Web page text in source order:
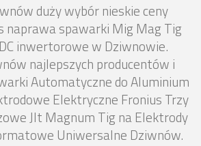
duży wybór nieskie ceny
naprawa spawarki Mig Mag Tig
inwertorowe w Dziwnowie.
najlepszych producentów i
Automatyczne do Aluminium
Elektryczne Fronius Trzy
Jlt Magnum Tig na Elektrody
Uniwersalne Dziwnów.